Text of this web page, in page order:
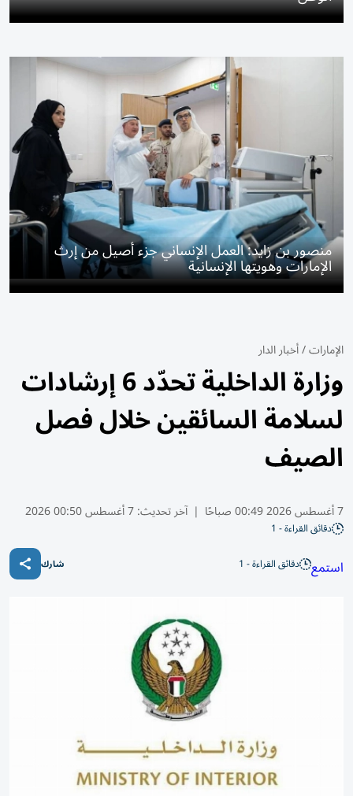
منصور بن زايد: العمل الإنساني جزء أصيل من إرث
الإمارات وهويتها الإنسانية
الإمارات/أخبار الدار
وزارة الداخلية تحدّد 6 إرشادات
لسلامة السائقين خلال فصل
الصيف
7 أغسطس 2026 00:49 صباحًا | آخر تحديث:7 أغسطس 00:50 2026
دقائق القراءة - 1
استمع دقائق القراءة - 1 شارك